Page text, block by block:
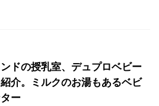
ドの授乳室、デュプロベビー
介。ミルクのお湯もあるベビ
ー